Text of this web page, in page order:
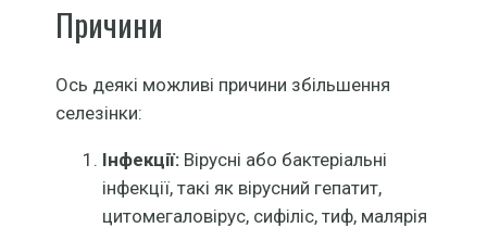
Причини
Ось деякі можливі причини збільшення
селезінки:
Інфекції:Вірусні або бактеріальні
інфекції, такі як вірусний гепатит,
цитомегаловірус, сифіліс, тиф, малярія